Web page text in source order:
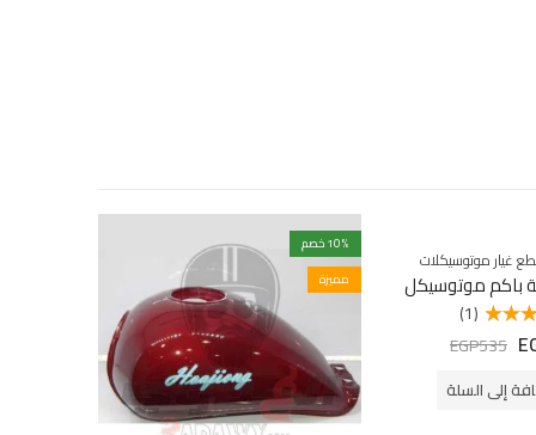
غيار موتوسيكلات
باكم موتوسيكل
من 5
(1)
EGP535
إلى السلة
10% خصم
مميزة